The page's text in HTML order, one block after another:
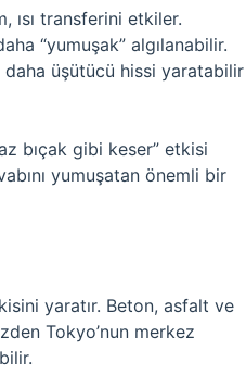
ısı transferini etkiler.
“yumuşak” algılanabilir.
daha üşütücü hissi yaratabilir
bıçak gibi keser” etkisi
yumuşatan önemli bir
yaratır. Beton, asfalt ve
Tokyo’nun merkez